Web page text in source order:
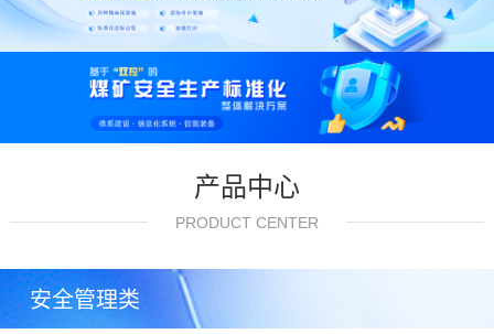
产品中心
PRODUCT CENTER
安全管理类